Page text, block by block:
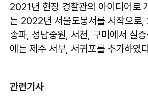
2021년 현장 경찰관의 아이디어로
는 2022년 서울도봉서를 시작으로
송파, 성남중원, 서천, 구미에서 실
에는 제주 서부, 서귀포를 추가하였
관련기사